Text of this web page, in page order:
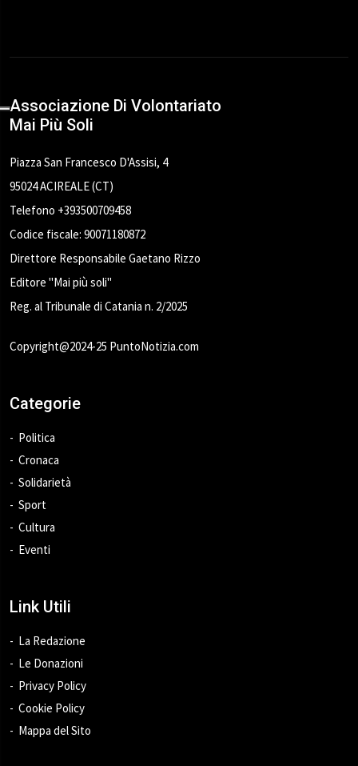
Associazione Di Volontariato
Mai Più Soli
Piazza San Francesco D'Assisi, 4
95024 ACIREALE (CT)
Telefono +393500709458
Codice fiscale: 90071180872
Direttore Responsabile Gaetano Rizzo
Editore "Mai più soli"
Reg. al Tribunale di Catania n. 2/2025
Copyright@2024-25 PuntoNotizia.com
Categorie
Politica
Cronaca
Solidarietà
Sport
Cultura
Eventi
Link Utili
La Redazione
Le Donazioni
Privacy Policy
Cookie Policy
Mappa del Sito